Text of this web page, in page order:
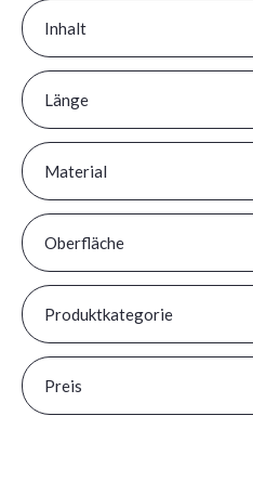
Inhalt
Länge
Material
Oberfläche
Produktkategorie
Preis